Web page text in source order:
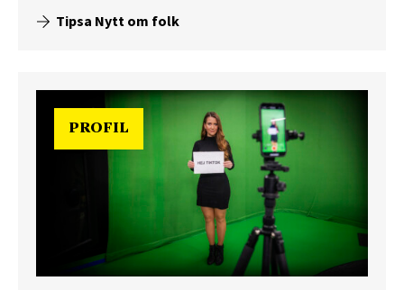
Tipsa Nytt om folk
PROFIL